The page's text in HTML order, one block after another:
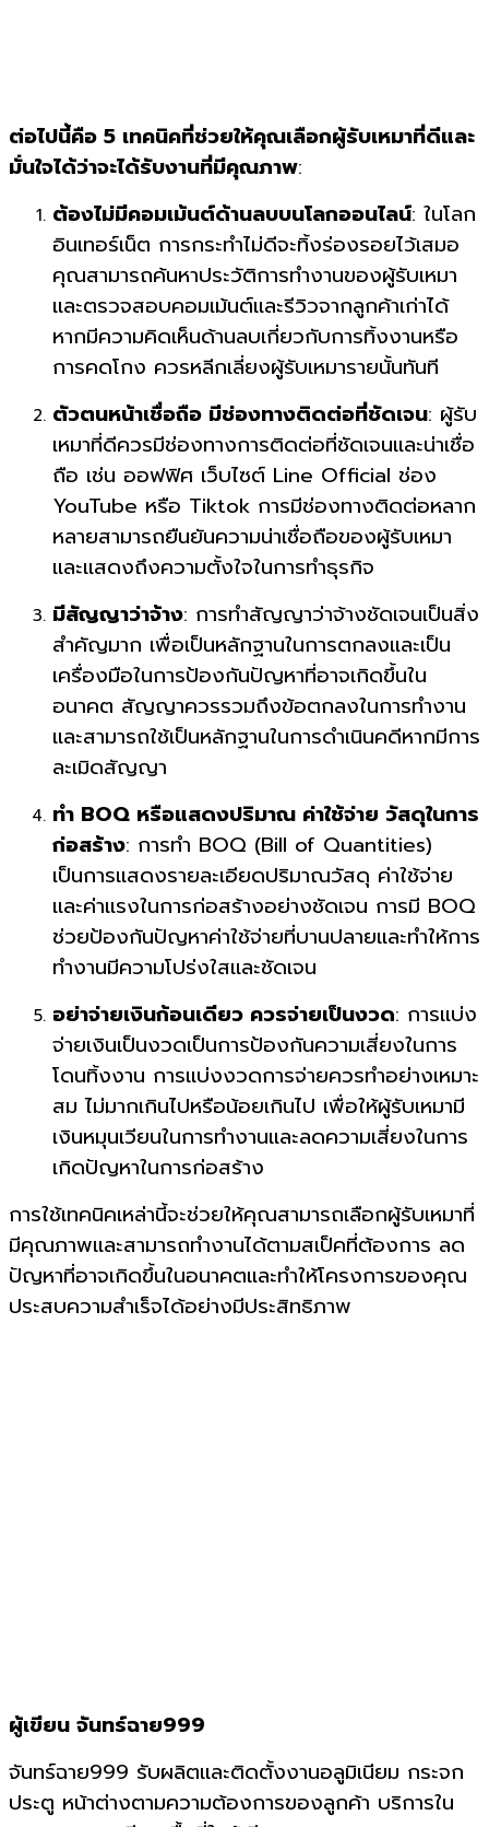
ต่อไปนี้คือ 5 เทคนิคที่ช่วยให้คุณเลือกผู้รับเหมาที่ดีและ
มั่นใจได้ว่าจะได้รับงานที่มีคุณภาพ:
ต้องไม่มีคอมเม้นต์ด้านลบบนโลกออนไลน์: ในโลก
อินเทอร์เน็ต การกระทำไม่ดีจะทิ้งร่องรอยไว้เสมอ
คุณสามารถค้นหาประวัติการทำงานของผู้รับเหมา
และตรวจสอบคอมเม้นต์และรีวิวจากลูกค้าเก่าได้
หากมีความคิดเห็นด้านลบเกี่ยวกับการทิ้งงานหรือ
การคดโกง ควรหลีกเลี่ยงผู้รับเหมารายนั้นทันที
ตัวตนหน้าเชื่อถือ มีช่องทางติดต่อที่ชัดเจน: ผู้รับ
เหมาที่ดีควรมีช่องทางการติดต่อที่ชัดเจนและน่าเชื่อ
ถือ เช่น ออฟฟิศ เว็บไซต์ Line Official ช่อง
YouTube หรือ Tiktok การมีช่องทางติดต่อหลาก
หลายสามารถยืนยันความน่าเชื่อถือของผู้รับเหมา
และแสดงถึงความตั้งใจในการทำธุรกิจ
มีสัญญาว่าจ้าง: การทำสัญญาว่าจ้างชัดเจนเป็นสิ่ง
สำคัญมาก เพื่อเป็นหลักฐานในการตกลงและเป็น
เครื่องมือในการป้องกันปัญหาที่อาจเกิดขึ้นใน
อนาคต สัญญาควรรวมถึงข้อตกลงในการทำงาน
และสามารถใช้เป็นหลักฐานในการดำเนินคดีหากมีการ
ละเมิดสัญญา
ทำ BOQ หรือแสดงปริมาณ ค่าใช้จ่าย วัสดุในการ
ก่อสร้าง: การทำ BOQ (Bill of Quantities)
เป็นการแสดงรายละเอียดปริมาณวัสดุ ค่าใช้จ่าย
และค่าแรงในการก่อสร้างอย่างชัดเจน การมี BOQ
ช่วยป้องกันปัญหาค่าใช้จ่ายที่บานปลายและทำให้การ
ทำงานมีความโปร่งใสและชัดเจน
อย่าจ่ายเงินก้อนเดียว ควรจ่ายเป็นงวด: การแบ่ง
จ่ายเงินเป็นงวดเป็นการป้องกันความเสี่ยงในการ
โดนทิ้งงาน การแบ่งงวดการจ่ายควรทำอย่างเหมาะ
สม ไม่มากเกินไปหรือน้อยเกินไป เพื่อให้ผู้รับเหมามี
เงินหมุนเวียนในการทำงานและลดความเสี่ยงในการ
เกิดปัญหาในการก่อสร้าง
การใช้เทคนิคเหล่านี้จะช่วยให้คุณสามารถเลือกผู้รับเหมาที่
มีคุณภาพและสามารถทำงานได้ตามสเป็คที่ต้องการ ลด
ปัญหาที่อาจเกิดขึ้นในอนาคตและทำให้โครงการของคุณ
ประสบความสำเร็จได้อย่างมีประสิทธิภาพ
ผู้เขียน จันทร์ฉาย999
จันทร์ฉาย999 รับผลิตและติดตั้งงานอลูมิเนียม กระจก
ประตู หน้าต่างตามความต้องการของลูกค้า บริการใน